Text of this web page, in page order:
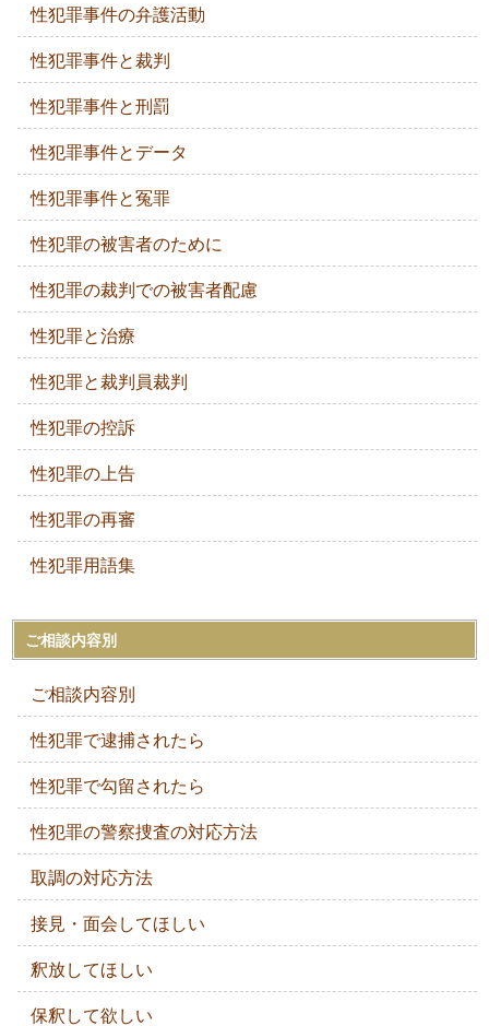
性犯罪事件の弁護活動
性犯罪事件と裁判
性犯罪事件と刑罰
性犯罪事件とデータ
性犯罪事件と冤罪
性犯罪の被害者のために
性犯罪の裁判での被害者配慮
性犯罪と治療
性犯罪と裁判員裁判
性犯罪の控訴
性犯罪の上告
性犯罪の再審
性犯罪用語集
ご相談内容別
ご相談内容別
性犯罪で逮捕されたら
性犯罪で勾留されたら
性犯罪の警察捜査の対応方法
取調の対応方法
接見・面会してほしい
釈放してほしい
保釈して欲しい